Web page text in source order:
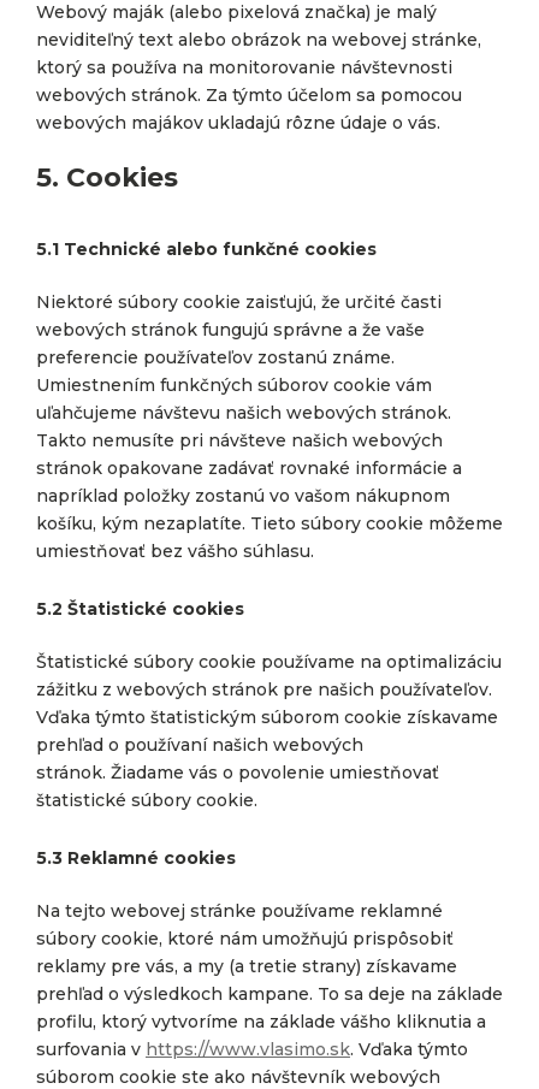
Webový maják (alebo pixelová značka) je malý
neviditeľný text alebo obrázok na webovej stránke,
ktorý sa používa na monitorovanie návštevnosti
webových stránok. Za týmto účelom sa pomocou
webových majákov ukladajú rôzne údaje o vás.
5. Cookies
5.1 Technické alebo funkčné cookies
Niektoré súbory cookie zaisťujú, že určité časti
webových stránok fungujú správne a že vaše
preferencie používateľov zostanú známe.
Umiestnením funkčných súborov cookie vám
uľahčujeme návštevu našich webových stránok.
Takto nemusíte pri návšteve našich webových
stránok opakovane zadávať rovnaké informácie a
napríklad položky zostanú vo vašom nákupnom
košíku, kým nezaplatíte. Tieto súbory cookie môžeme
umiestňovať bez vášho súhlasu.
5.2 Štatistické cookies
Štatistické súbory cookie používame na optimalizáciu
zážitku z webových stránok pre našich používateľov.
Vďaka týmto štatistickým súborom cookie získavame
prehľad o používaní našich webových
stránok. Žiadame vás o povolenie umiestňovať
štatistické súbory cookie.
5.3 Reklamné cookies
Na tejto webovej stránke používame reklamné
súbory cookie, ktoré nám umožňujú prispôsobiť
reklamy pre vás, a my (a tretie strany) získavame
prehľad o výsledkoch kampane. To sa deje na základe
profilu, ktorý vytvoríme na základe vášho kliknutia a
surfovania v https://www.vlasimo.sk. Vďaka týmto
súborom cookie ste ako návštevník webových